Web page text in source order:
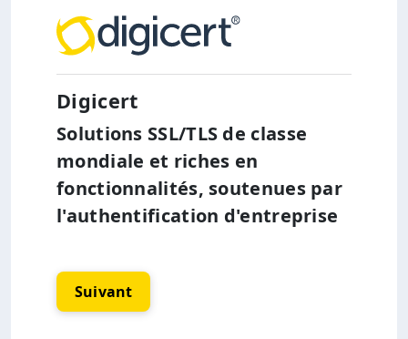
Digicert
Solutions SSL/TLS de classe
mondiale et riches en
fonctionnalités, soutenues par
l'authentification d'entreprise
Suivant